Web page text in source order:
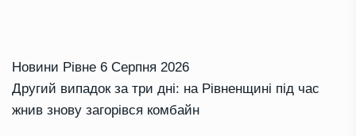
Новини Рівне 6 Серпня 2026
Другий випадок за три дні: на Рівненщині під час
жнив знову загорівся комбайн